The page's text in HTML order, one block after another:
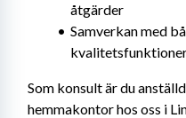
åtgärder
Samverkan med
Som konsult är du
hemmakontor hos oss i